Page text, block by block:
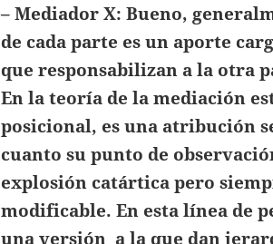
– Mediador X: Bueno,
de cada parte es un aporte
que responsabilizan a la otra
En la teoría de la mediación
posicional, es una atribución
cuanto su punto de
explosión catártica pero
modificable. En esta línea de
una versión a la que dan